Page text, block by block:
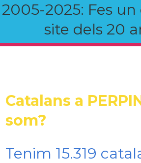
2005-2025: Fes
site dels 20
Catalans a
som?
Tenim 15.319